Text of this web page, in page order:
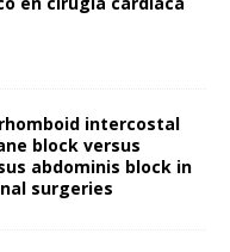
intercostal
block versus
abdominis block in
surgeries